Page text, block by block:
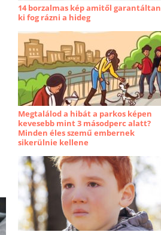
14 borzalmas kép amitől garantáltan
ki fog rázni a hideg
Megtalálod a hibát a parkos képen
kevesebb mint 3 másodperc alatt?
Minden éles szemű embernek
sikerülnie kellene